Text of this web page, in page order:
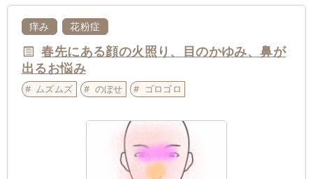
痒み 花粉症
春先にある顔の火照り、目のかゆみ、鼻が
出るお悩み
ムズムズ のぼせ ゴロゴロ